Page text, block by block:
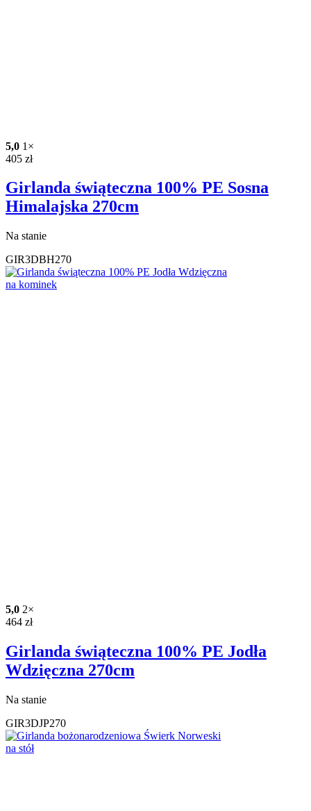
5,0 1×
405 zł
Girlanda świąteczna 100% PE Sosna
Himalajska 270cm
Na stanie
GIR3DBH270
5,0 2×
464 zł
Girlanda świąteczna 100% PE Jodła
Wdzięczna 270cm
Na stanie
GIR3DJP270